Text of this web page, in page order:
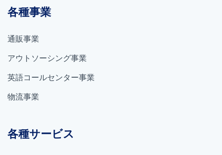
各種事業
通販事業
アウトソーシング事業
英語コールセンター事業
物流事業
各種サービス